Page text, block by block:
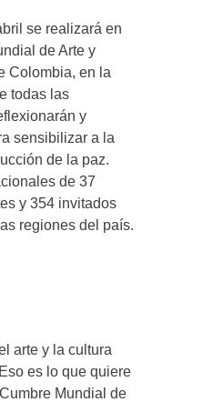
se realizará en
de Arte y
Colombia, en la
todas las
y
sensibilizar a la
de la paz.
de 37
y 354 invitados
regiones del país.
arte y la cultura
es lo que quiere
Mundial de